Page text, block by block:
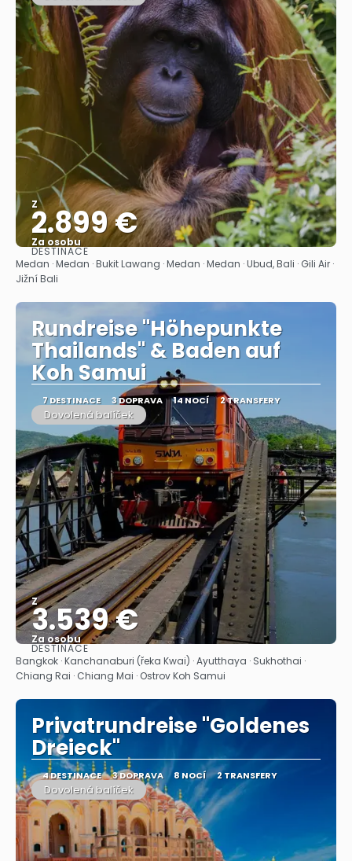
Z
2.899 €
Za osobu
Zobrazit
DESTINACE
Medan · Medan · Bukit Lawang · Medan · Medan · Ubud, Bali · Gili Air ·
Jižní Bali
Rundreise "Höhepunkte
Thailands" & Baden auf
Koh Samui
7 DESTINACE 3 DOPRAVA 14 NOCÍ 2 TRANSFERY
Dovolená balíček
Z
3.539 €
Za osobu
Zobrazit
DESTINACE
Bangkok · Kanchanaburi (řeka Kwai) · Ayutthaya · Sukhothai ·
Chiang Rai · Chiang Mai · Ostrov Koh Samui
Privatrundreise "Goldenes
Dreieck"
4 DESTINACE 3 DOPRAVA 8 NOCÍ 2 TRANSFERY
Dovolená balíček